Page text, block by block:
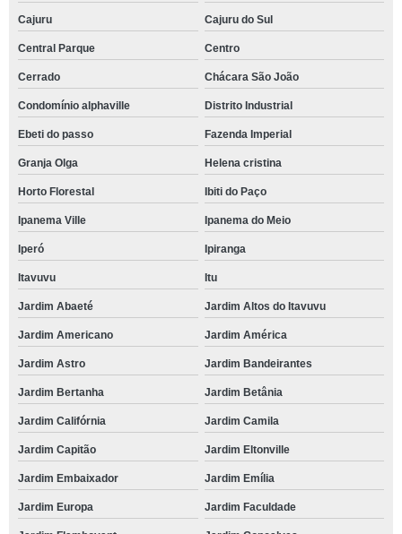
Cajuru Cajuru do Sul
Central Parque Centro
Cerrado Chácara São João
Condomínio alphaville Distrito Industrial
Ebeti do passo Fazenda Imperial
Granja Olga Helena cristina
Horto Florestal Ibiti do Paço
Ipanema Ville Ipanema do Meio
Iperó Ipiranga
Itavuvu Itu
Jardim Abaeté Jardim Altos do Itavuvu
Jardim Americano Jardim América
Jardim Astro Jardim Bandeirantes
Jardim Bertanha Jardim Betânia
Jardim Califórnia Jardim Camila
Jardim Capitão Jardim Eltonville
Jardim Embaixador Jardim Emília
Jardim Europa Jardim Faculdade